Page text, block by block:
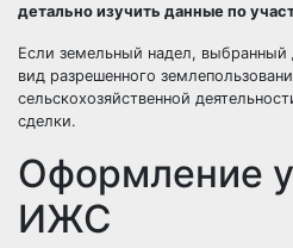
детально изучить данные по
Если земельный надел,
вид разрешенного
сельскохозяйственной
сделки.
Оформление
ИЖС